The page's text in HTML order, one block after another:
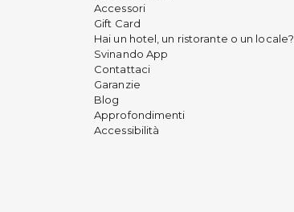
Accessori
Gift Card
Hai un hotel, un ristorante o un locale?
Svinando App
Contattaci
Garanzie
Blog
Approfondimenti
Accessibilità